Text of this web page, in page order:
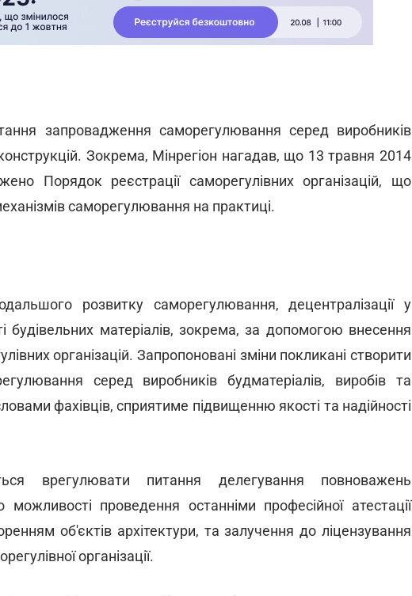
запровадження саморегулювання серед виробників
Зокрема, Мінрегіон нагадав, що 13 травня 2014
Порядок реєстрації саморегулівних організацій, що
саморегулювання на практиці.
розвитку саморегулювання, децентралізації у
будівельних матеріалів, зокрема, за допомогою внесення
організацій. Запропоновані зміни покликані створити
серед виробників будматеріалів, виробів та
фахівців, сприятиме підвищенню якості та надійності
врегулювати питання делегування повноважень
проведення останніми професійної атестації
об'єктів архітектури, та залучення до ліцензування
організації.